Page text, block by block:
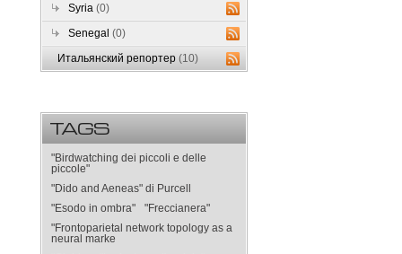
Syria(0)
Senegal(0)
Итальянский репортер(10)
TAGS
"Birdwatching dei piccoli e delle
piccole"
"Dido and Aeneas" di Purcell
"Esodo in ombra"
"Freccianera"
"Frontoparietal network topology as a
neural marke